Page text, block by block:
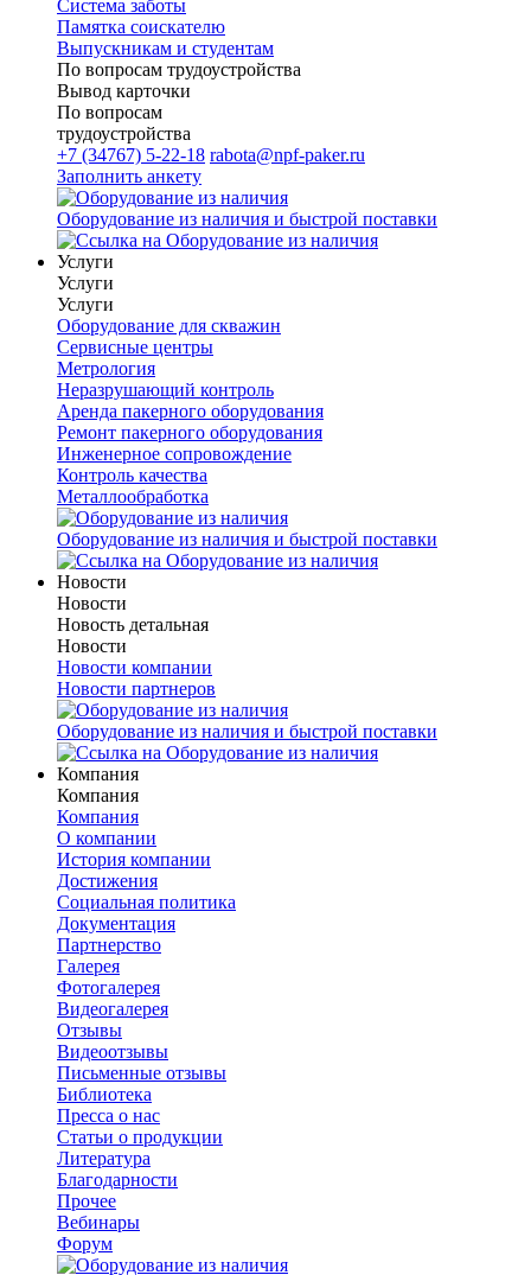
Система заботы
Памятка соискателю
Выпускникам и студентам
По вопросам трудоустройства
Вывод карточки
По вопросам
трудоустройства
+7 (34767) 5-22-18 rabota@npf-paker.ru
Заполнить анкету
Оборудование из наличия и быстрой поставки
Услуги
Услуги
Услуги
Оборудование для скважин
Сервисные центры
Метрология
Неразрушающий контроль
Аренда пакерного оборудования
Ремонт пакерного оборудования
Инженерное сопровождение
Контроль качества
Металлообработка
Оборудование из наличия и быстрой поставки
Новости
Новости
Новость детальная
Новости
Новости компании
Новости партнеров
Оборудование из наличия и быстрой поставки
Компания
Компания
Компания
О компании
История компании
Достижения
Социальная политика
Документация
Партнерство
Галерея
Фотогалерея
Видеогалерея
Отзывы
Видеоотзывы
Письменные отзывы
Библиотека
Пресса о нас
Статьи о продукции
Литература
Благодарности
Прочее
Вебинары
Форум